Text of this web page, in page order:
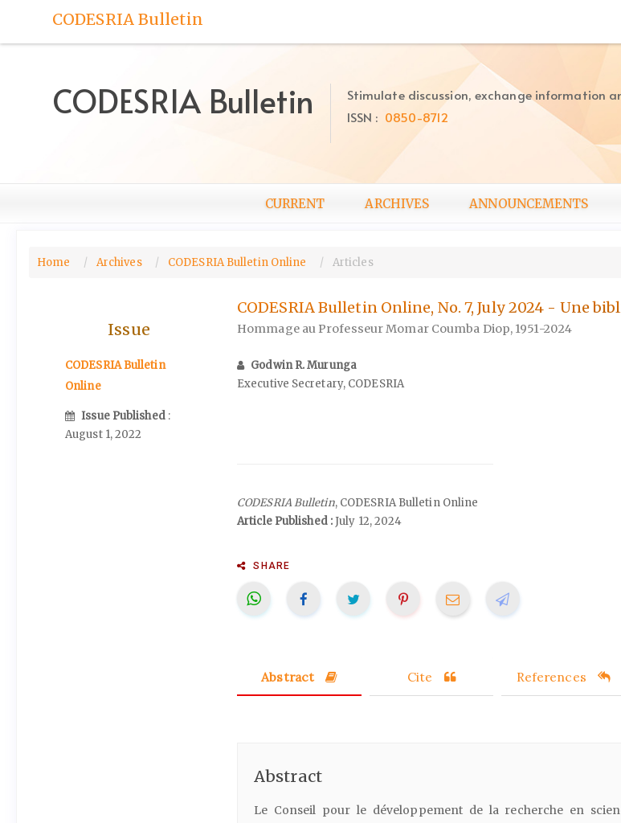
to
Main
CODESRIA Bulletin
CODESRIA Bulletin
Stimulate discussion, exchange information
ISSN : 0850-8712
CURRENT ARCHIVES ANNOUNCEMENTS
Home Archives CODESRIA Bulletin Online Articles
Issue
CODESRIA Bulletin
Online
Issue Published :
August 1, 2022
CODESRIA Bulletin Online, No. 7, July 2024 - Une
Hommage au Professeur Momar Coumba Diop, 1951-2024
Godwin R. Murunga
Executive Secretary, CODESRIA
CODESRIA Bulletin, CODESRIA Bulletin Online
Article Published :July 12, 2024
SHARE
Abstract Cite References
Abstract
Le Conseil pour le développement de la recherche en